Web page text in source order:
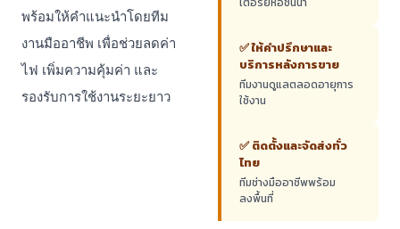
พร้อมให้คำแนะนำโดยทีม
งานมืออาชีพ เพื่อช่วยลดค่า
ไฟ เพิ่มความคุ้มค่า และ
รองรับการใช้งานระยะยาว
✅ ให้คำปรึกษาและ
บริการหลังการขาย
ทีมงานดูแลตลอดอายุการ
ใช้งาน
✅ ติดตั้งและจัดส่งทั่ว
ไทย
ทีมช่างมืออาชีพพร้อม
ลงพื้นที่